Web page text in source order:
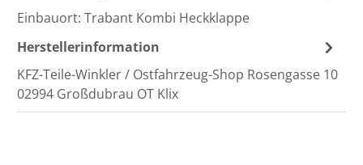
Einbauort: Trabant Kombi Heckklappe
Herstellerinformation
KFZ-Teile-Winkler / Ostfahrzeug-Shop Rosengasse 10
02994 Großdubrau OT Klix